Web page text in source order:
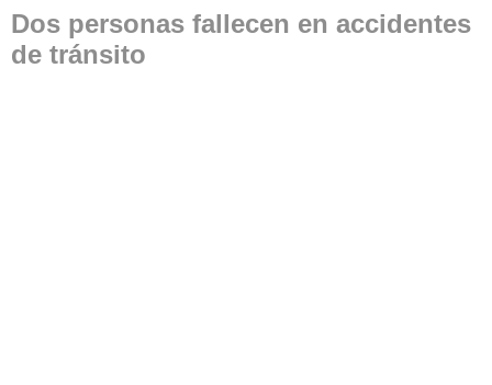
Dos personas fallecen en accidentes
de tránsito